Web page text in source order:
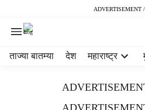
ADVERTISEMENT
ताज्या बातम्या देश महाराष्ट्र